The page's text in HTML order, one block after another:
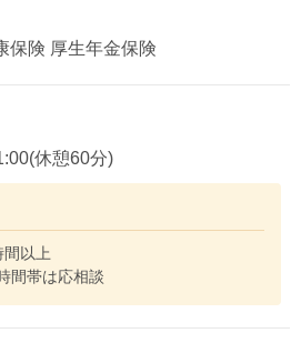
保険 厚生年金保険
休憩60分)
以上
間帯は応相談